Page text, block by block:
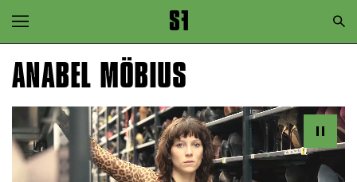
Zur Hauptnavigation springen
Zum Hauptinhalt springen
ANABEL MÖBIUS